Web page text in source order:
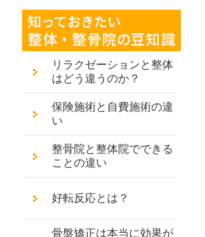
リラクゼーションと整体
はどう違うのか？
保険施術と自費施術の違
い
整骨院と整体院でできる
ことの違い
好転反応とは？
骨盤矯正は本当に効果が